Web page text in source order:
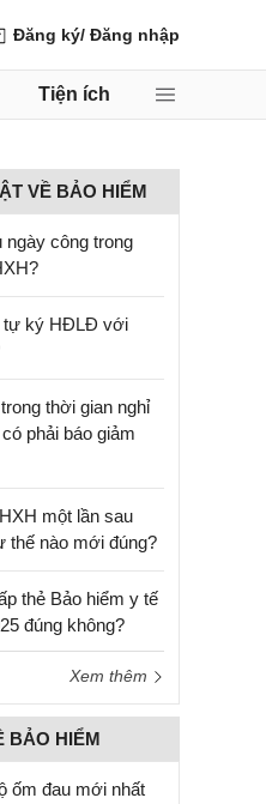
Đăng ký/ Đăng nhập
Tiện ích
VỀ BẢO HIỂM
ngày công trong
tự ký HĐLĐ với
thời gian nghỉ
phải báo giảm
một lần sau
thế nào mới đúng?
thẻ Bảo hiểm y tế
đúng không?
Xem thêm
BẢO HIỂM
ốm đau mới nhất